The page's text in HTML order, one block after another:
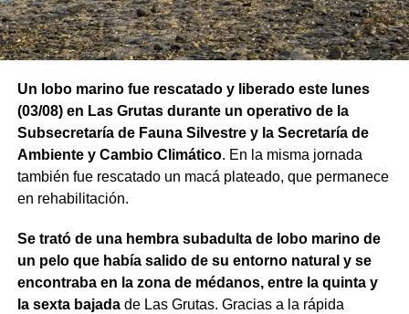
85 millones de dólares destinado a ampliar la
producción, incorporar nuevas áreas bajo riegoy
fortalecer la capacidad de la provincia para enfrentar los
dólares para equipamiento y modernización de los
hospitales.
El gobernador está acompañado por el ministro de
Desarrollo Económico y Productivo, Carlos Banacloy; el
ministro de Salud, Demetrio Thalasselis; el ministro de
Unidad Provincial de Coordinación y Ejecución del
Financiamiento Externo (UPCEFE), Martín Camiña.
Un lobo marino fue rescatado y liberado este lunes
(03/08) en Las Grutas durante un operativo de la
Subsecretaría de Fauna Silvestre y la Secretaría de
Ambiente y Cambio Climático. En la misma jornada
también fue rescatado un macá plateado, que permanece
en rehabilitación.
Se trató de una hembra subadulta de lobo marino de
un pelo que había salido de su entorno natural y se
encontraba en la zona de médanos, entre la quinta y
la sexta bajadade Las Grutas. Gracias a la rápida